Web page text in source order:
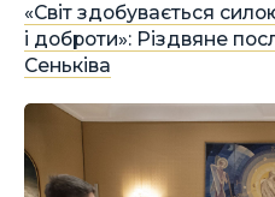
«Світ здобувається
і доброти»: Різдвяне
Сеньківа